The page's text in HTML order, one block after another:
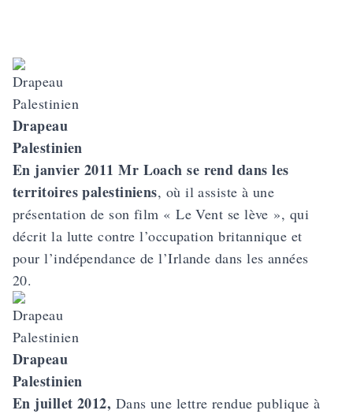
Drapeau
Palestinien
En janvier 2011 Mr Loach se rend dans les
territoires palestiniens, où il assiste à une
présentation de son film « Le Vent se lève », qui
décrit la lutte contre l’occupation britannique et
pour l’indépendance de l’Irlande dans les années
20.
Drapeau
Palestinien
En juillet 2012, Dans une lettre rendue publique à